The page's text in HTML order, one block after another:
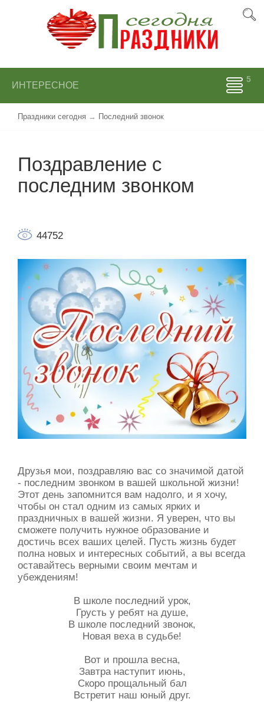
ИНТЕРЕСНОЕ
Праздники сегодня → Последний звонок
Поздравление с
последним звонком
44752
Друзья мои, поздравляю вас со значимой датой
- последним звонком в вашей школьной жизни!
Этот день запомнится вам надолго, и я хочу,
чтобы он стал одним из самых ярких и
праздничных в вашей жизни. Я уверен, что вы
сможете получить нужное образование и
достичь всех ваших целей. Пусть жизнь будет
полна новых и интересных событий, а вы всегда
оставайтесь верными своим мечтам и
убеждениям!
В школе последний урок,
Грусть у ребят на душе,
В школе последний звонок,
Новая веха в судьбе!
Вот и прошла весна,
Завтра наступит июнь,
Скоро прощальный бал
Встретит наш юный друг.